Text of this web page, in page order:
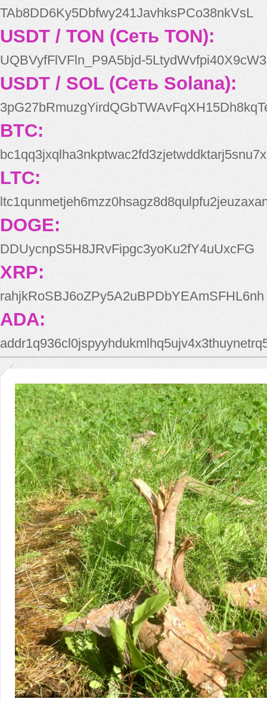
TAb8DD6Ky5Dbfwy241JavhksPCo38nkVsL
USDT / TON (Сеть TON):
UQBVyfFlVFln_P9A5bjd-
USDT / SOL (Сеть Solana):
BTC:
bc1qq3jxqlha3nkptwac2fd3zjetwddktarj5snu7x
LTC:
DOGE:
DDUycnpS5H8JRvFipgc3yoKu2fY4uUxcFG
XRP:
rahjkRoSBJ6oZPy5A2uBPDbYEAmSFHL6nh
ADA: